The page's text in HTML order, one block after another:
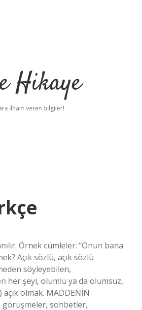
Hikaye
ilham veren bilgiler!
Örnek cümleler: “Onun bana
Açık sözlü, açık sözlü
söyleyebilen,
her şeyi, olumlu ya da olumsuz,
olmak. MADDENİN
görüşmeler, sohbetler,